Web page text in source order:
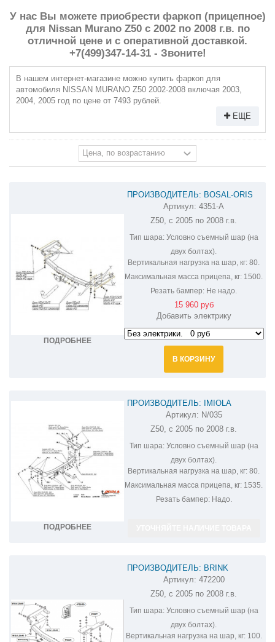
У нас Вы можете приобрести фаркоп (прицепное)
для Nissan Murano Z50 с 2002 по 2008 г.в. по
отличной цене и с оперативной доставкой.
+7(499)347-14-31 - Звоните!
В нашем интернет-магазине можно купить фаркоп для
автомобиля NISSAN MURANO Z50 2002-2008 включая 2003,
2004, 2005 год по цене от 7493 рублей.
ЕЩЕ
ПОДРОБНЕЕ
ПРОИЗВОДИТЕЛЬ: BOSAL-ORIS
ФАРКОП НА NISSAN MURANO 4351-A
Артикул: 4351-A
Z50, с 2005 по 2008 г.в.
Тип шара:Условно съемный шар (на
двух болтах).
Вертикальная нагрузка на шар, кг: 80.
Максимальная масса прицепа, кг: 1500.
Резать бампер: Не надо.
15 960 руб
Добавить электрику
В КОРЗИНУ
ПОДРОБНЕЕ
ПРОИЗВОДИТЕЛЬ: IMIOLA
ФАРКОП НА NISSAN MURANO N/035
Артикул: N/035
Z50, с 2005 по 2008 г.в.
Тип шара:Условно съемный шар (на
двух болтах).
Вертикальная нагрузка на шар, кг: 80.
Максимальная масса прицепа, кг: 1535.
Резать бампер:Надо.
ПРОИЗВОДИТЕЛЬ: BRINK
ФАРКОП НА NISSAN MURANO 472200
Артикул: 472200
Z50, с 2005 по 2008 г.в.
Тип шара:Условно съемный шар (на
двух болтах).
Вертикальная нагрузка на шар, кг:100.